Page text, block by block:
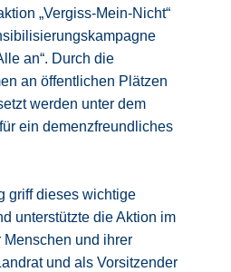
„Vergiss-Mein-Nicht“
an“. Durch die
an öffentlichen Plätzen
werden unter dem
ein demenzfreundliches
griff dieses wichtige
unterstützte die Aktion im
Menschen und ihrer
und als Vorsitzender